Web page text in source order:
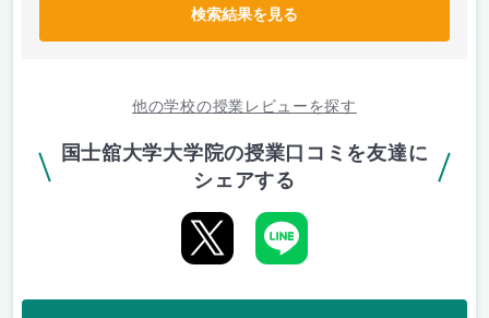
検索結果を見る
他の学校の授業レビューを探す
国士舘大学大学院の授業口コミを友達に
シェアする